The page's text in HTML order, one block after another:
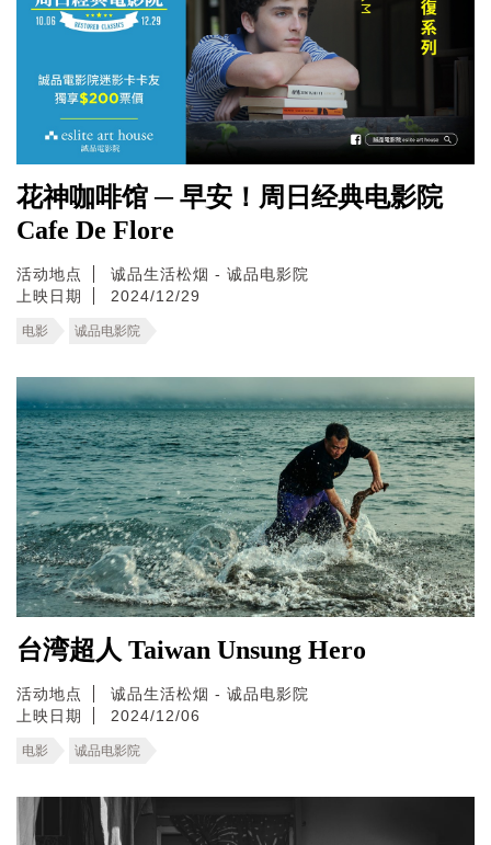
花神咖啡馆 ─ 早安！周日经典电影院
Cafe De Flore
活动地点
诚品生活松烟 - 诚品电影院
上映日期
2024/12/29
电影 诚品电影院
台湾超人 Taiwan Unsung Hero
活动地点
诚品生活松烟 - 诚品电影院
上映日期
2024/12/06
电影 诚品电影院